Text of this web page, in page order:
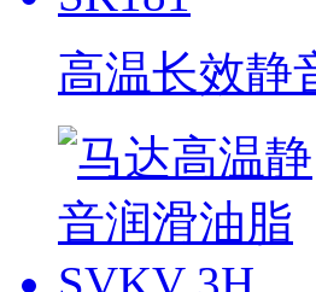
高温长效静